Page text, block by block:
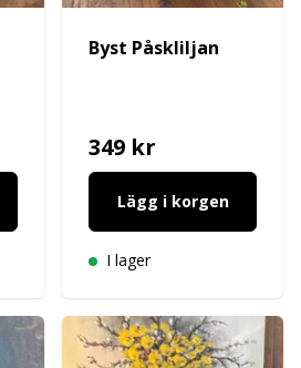
Byst Påskliljan
349 kr
Lägg i korgen
I lager